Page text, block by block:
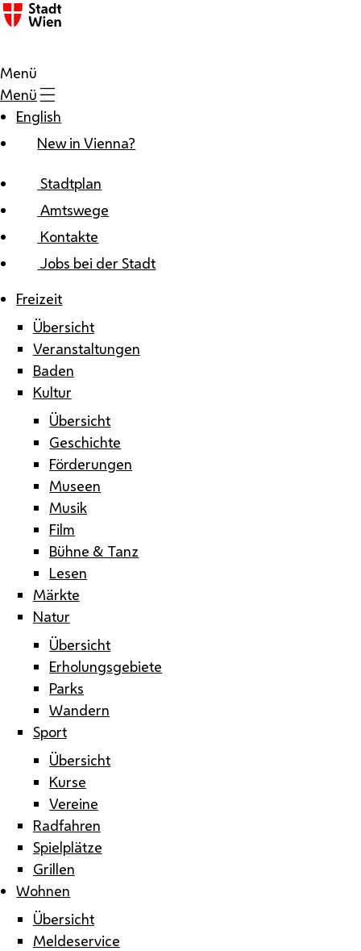
Zum Inhalt
Menü
Menü
English
New in Vienna?
Stadtplan
Amtswege
Kontakte
Jobs bei der Stadt
Freizeit
Übersicht
Veranstaltungen
Baden
Kultur
Übersicht
Geschichte
Förderungen
Museen
Musik
Film
Bühne & Tanz
Lesen
Märkte
Natur
Übersicht
Erholungsgebiete
Parks
Wandern
Sport
Übersicht
Kurse
Vereine
Radfahren
Spielplätze
Grillen
Wohnen
Übersicht
Meldeservice